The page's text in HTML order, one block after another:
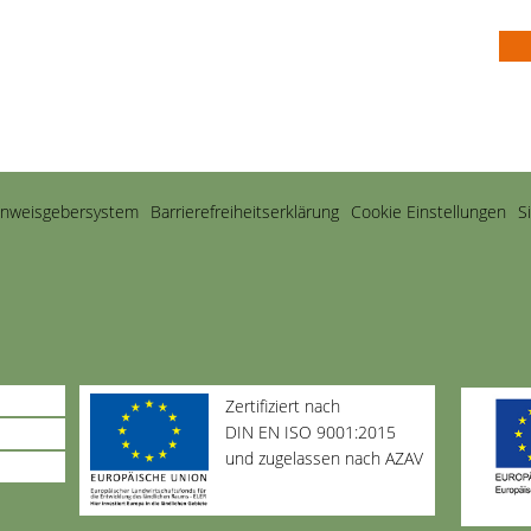
Barriere­freiheits­erklärung Cookie Einstellungen
Zertifiziert nach
DIN EN ISO 9001:2015
und zugelassen nach AZAV